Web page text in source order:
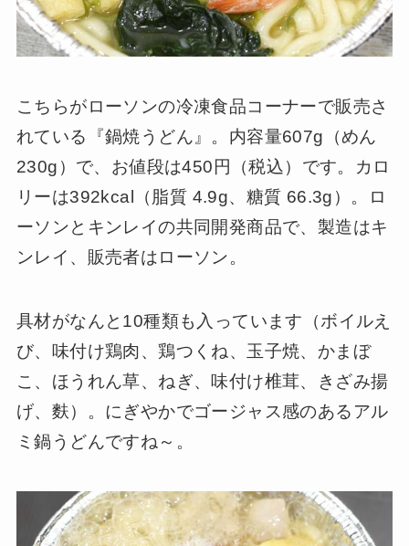
こちらがローソンの冷凍食品コーナーで販売さ
れている『鍋焼うどん』。内容量607g（めん
230g）で、お値段は450円（税込）です。カロ
リーは392kcal（脂質 4.9g、糖質 66.3g）。ロ
ーソンとキンレイの共同開発商品で、製造はキ
ンレイ、販売者はローソン。
具材がなんと10種類も入っています（ボイルえ
び、味付け鶏肉、鶏つくね、玉子焼、かまぼ
こ、ほうれん草、ねぎ、味付け椎茸、きざみ揚
げ、麩）。にぎやかでゴージャス感のあるアル
ミ鍋うどんですね～。